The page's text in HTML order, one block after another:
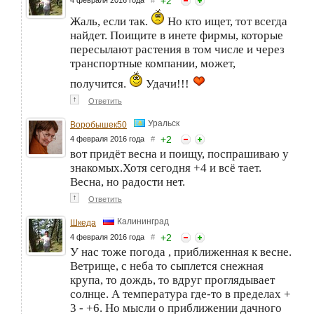
Жаль, если так.
Но кто ищет, тот всегда
найдет. Поищите в инете фирмы, которые
пересылают растения в том числе и через
транспортные компании, может,
получится.
Удачи!!!
↑ Ответить
Воробышек50 Уральск
4 февраля 2016 года # +2
вот придёт весна и поищу, поспрашиваю у
знакомых.Хотя сегодня +4 и всё тает.
Весна, но радости нет.
↑ Ответить
Шкеда Калининград
4 февраля 2016 года # +2
У нас тоже погода , приближенная к весне.
Ветрище, с неба то сыплется снежная
крупа, то дождь, то вдруг проглядывает
солнце. А температура где-то в пределах +
3 - +6. Но мысли о приближении дачного